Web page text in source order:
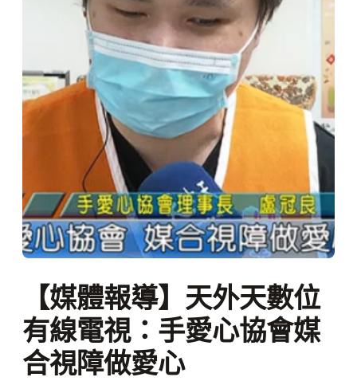
【媒體報導】天外天數位
有線電視：手愛心協會媒
合視障做愛心